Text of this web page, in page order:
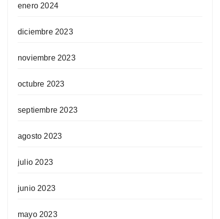
enero 2024
diciembre 2023
noviembre 2023
octubre 2023
septiembre 2023
agosto 2023
julio 2023
junio 2023
mayo 2023